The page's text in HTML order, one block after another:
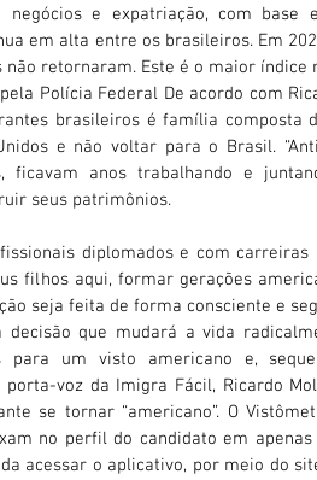
negócios e expatriação, com base
em alta entre os brasileiros. Em
não retornaram. Este é o maior
Polícia Federal De acordo com
brasileiros é família composta
e não voltar para o Brasil.
ficavam anos trabalhando e
seus patrimônios.
diplomados e com carreiras
filhos aqui, formar gerações
seja feita de forma consciente e
que mudará a vida
para um visto americano e,
voz da Imigra Fácil, Ricardo
se tornar “americano”. O
no perfil do candidato em
acessar o aplicativo, por meio do